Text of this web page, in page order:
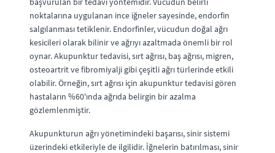
noktalarına uygulanan ince iğneler sayesinde, endorfin
salgılanması tetiklenir. Endorfinler, vücudun doğal ağrı
kesicileri olarak bilinir ve ağrıyı azaltmada önemli bir rol
oynar. Akupunktur tedavisi, sırt ağrısı, baş ağrısı, migren,
osteoartrit ve fibromiyalji gibi çeşitli ağrı türlerinde etkili
olabilir. Örneğin, sırt ağrısı için akupunktur tedavisi gören
hastaların %60'ında ağrıda belirgin bir azalma
gözlemlenmiştir.
Akupunkturun ağrı yönetimindeki başarısı, sinir sistemi
üzerindeki etkileriyle de ilgilidir. İğnelerin batırılması, sinir